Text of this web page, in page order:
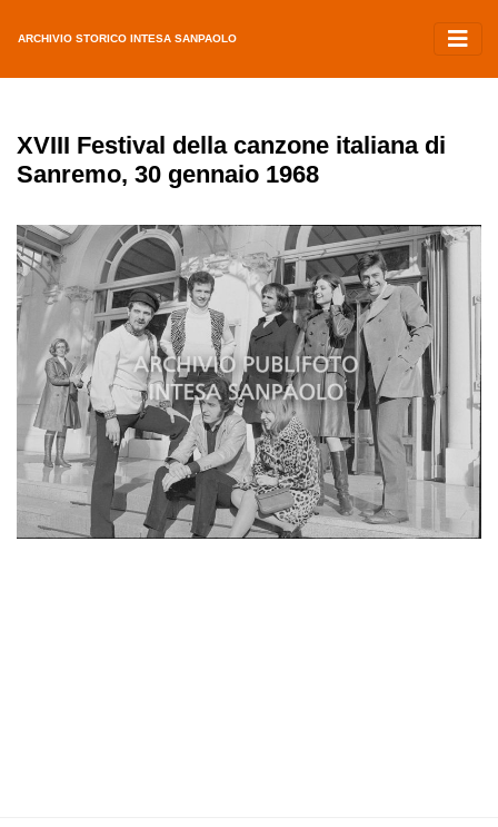
ARCHIVIO STORICO INTESA SANPAOLO
XVIII Festival della canzone italiana di
Sanremo, 30 gennaio 1968